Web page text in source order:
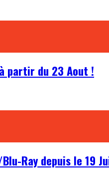
partir du 23 Aout !
Ray depuis le 19